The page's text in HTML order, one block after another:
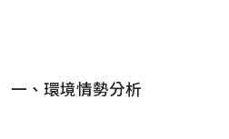
一、環境情勢分析